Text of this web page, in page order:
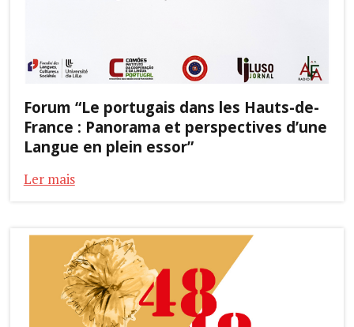
Forum “Le portugais dans les Hauts-de-
France : Panorama et perspectives d’une
Langue en plein essor”
Ler mais